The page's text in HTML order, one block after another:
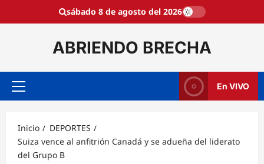
sábado 8 de agosto del 2026
ABRIENDO BRECHA
Menú
En VIVO
Inicio
DEPORTES
Suiza vence al anfitrión Canadá y se adueña del liderato
del Grupo B